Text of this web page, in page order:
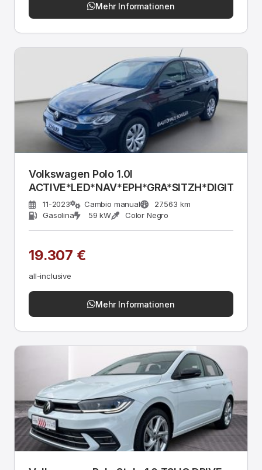
Mehr Informationen
Volkswagen Polo 1.0l
ACTIVE*LED*NAV*EPH*GRA*SITZH*DIGITAL-
11-2023 Cambio manual
27.563 km
Gasolina
59 kW Color Negro
19.307 €
all-inclusive
Mehr Informationen